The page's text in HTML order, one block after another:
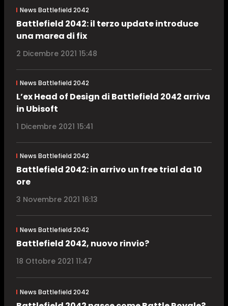
News Battlefield 2042
Battlefield 2042: il terzo update introduce
una marea di fix
2 Dicembre 2021 15:48
News Battlefield 2042
L’ex Head of Design di Battlefield 2042 arriva
in Ubisoft
1 Dicembre 2021 15:41
News Battlefield 2042
Battlefield 2042: in arrivo un free trial da 10
ore
3 Novembre 2021 16:13
News Battlefield 2042
Battlefield 2042, nuovo rinvio?
18 Ottobre 2021 11:47
News Battlefield 2042